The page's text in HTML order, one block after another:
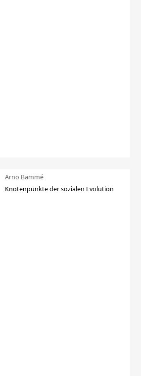
Arno Bammé
Knotenpunkte der sozialen Evolution